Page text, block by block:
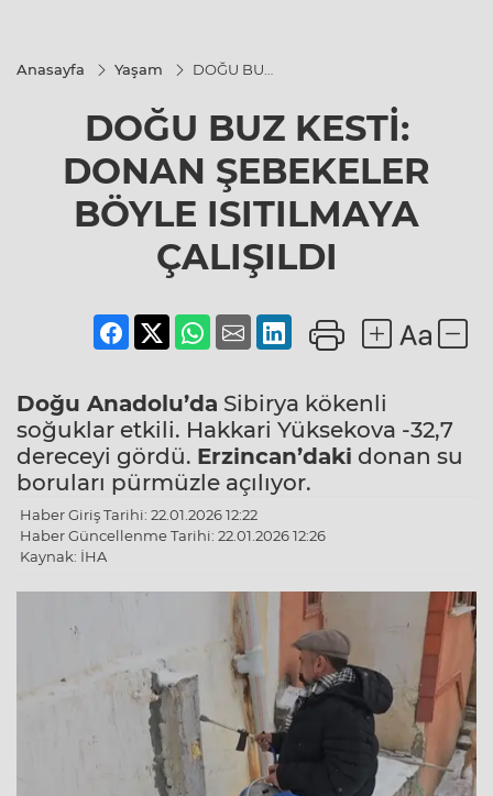
Anasayfa Yaşam
DOĞU BUZ
ŞEBEKELER
BÖYLE
ISITILMAYA
ÇALIŞILDI
DOĞU BUZ KESTİ:
DONAN ŞEBEKELER
BÖYLE ISITILMAYA
ÇALIŞILDI
Doğu Anadolu’da Sibirya kökenli
soğuklar etkili. Hakkari Yüksekova -32,7
dereceyi gördü. Erzincan’daki donan su
boruları pürmüzle açılıyor.
Haber Giriş Tarihi: 22.01.2026 12:22
Haber Güncellenme Tarihi: 22.01.2026 12:26
Kaynak: İHA